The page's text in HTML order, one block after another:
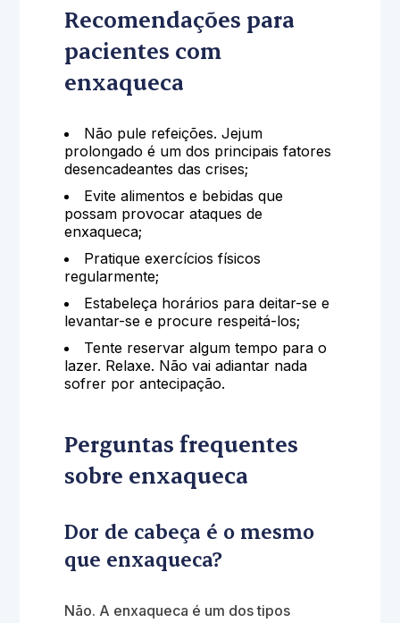
Recomendações para
pacientes com
enxaqueca
Não pule refeições. Jejum
prolongado é um dos principais fatores
desencadeantes das crises;
Evite alimentos e bebidas que
possam provocar ataques de
enxaqueca;
Pratique exercícios físicos
regularmente;
Estabeleça horários para deitar-se e
levantar-se e procure respeitá-los;
Tente reservar algum tempo para o
lazer. Relaxe. Não vai adiantar nada
sofrer por antecipação.
Perguntas frequentes
sobre enxaqueca
Dor de cabeça é o mesmo
que enxaqueca?
Não. A enxaqueca é um dos tipos